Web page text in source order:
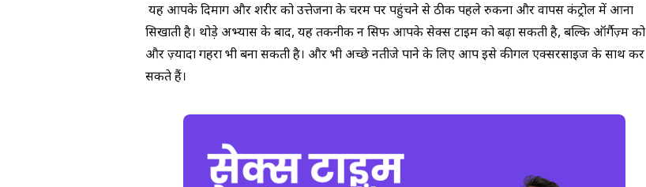
यह आपके दिमाग और शरीर को उत्तेजना के चरम पर पहुंचने से ठीक पहले रुकना और वापस कंट्रोल में आना
सिखाती है। थोड़े अभ्यास के बाद, यह तकनीक न सिर्फ आपके सेक्स टाइम को बढ़ा सकती है, बल्कि ऑर्गैज़्म को
और ज़्यादा गहरा भी बना सकती है। और भी अच्छे नतीजे पाने के लिए आप इसे कीगल एक्सरसाइज के साथ कर
सकते हैं।